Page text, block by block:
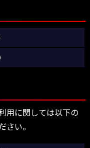
用に関しては以下の
さい。